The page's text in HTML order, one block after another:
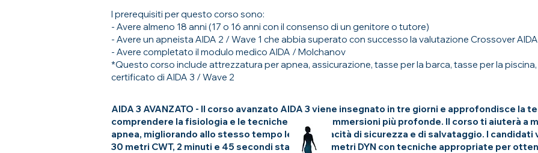
I prerequisiti per questo corso sono:
- Avere almeno 18 anni (17 o 16 anni con il consenso di un genitore o tutore)
- Avere un apneista AIDA 2 / Wave 1 che abbia superato con successo la valutazione Crossover
- Avere completato il modulo medico AIDA / Molchanov
*Questo corso include attrezzatura per apnea, assicurazione, tasse per la barca, tasse per la
certificato di AIDA 3 / Wave 2
AIDA 3 AVANZATO - Il corso avanzato AIDA 3 viene insegnato in tre giorni e approfondisce la
comprendere la fisiologia e le tecniche dietro le immersioni più profonde. Il corso ti aiuterà a
apnea, migliorando allo stesso tempo le tue capacità di sicurezza e di salvataggio. I
30 metri CWT, 2 minuti e 45 secondi statico e 55 metri DYN con tecniche appropriate per